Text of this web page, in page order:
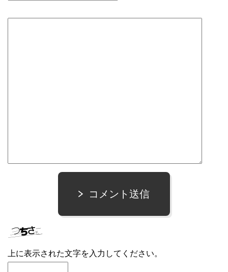
コメント送信
上に表示された文字を入力してください。